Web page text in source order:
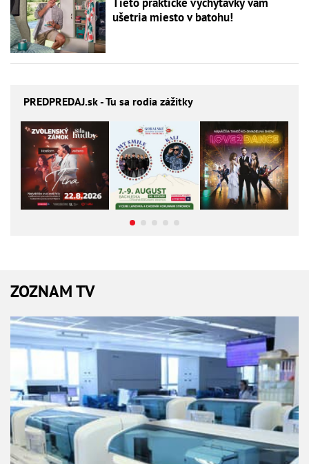
ušetria miesto v batohu!
PREDPREDAJ.sk - Tu sa rodia zážitky
ZOZNAM TV